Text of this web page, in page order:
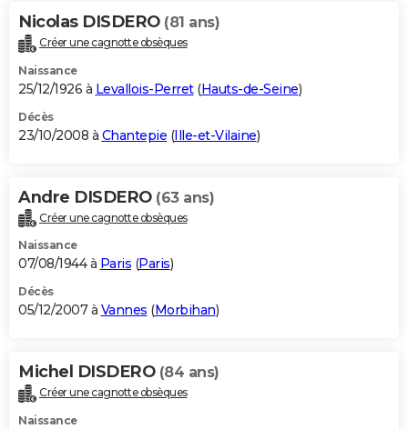
Nicolas DISDERO (81 ans)
Créer une cagnotte obsèques
Naissance
25/12/1926 à Levallois-Perret(Hauts-de-Seine)
Décès
23/10/2008 à Chantepie (Ille-et-Vilaine)
Andre DISDERO (63 ans)
Créer une cagnotte obsèques
Naissance
07/08/1944 à Paris (Paris)
Décès
05/12/2007 à Vannes (Morbihan)
Michel DISDERO (84 ans)
Créer une cagnotte obsèques
Naissance